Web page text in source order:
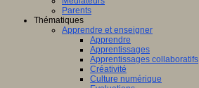
Parents
Thématiques
Apprendre et enseigner
Apprendre
Apprentissages
Apprentissages collaboratifs
Créativité
Culture numérique